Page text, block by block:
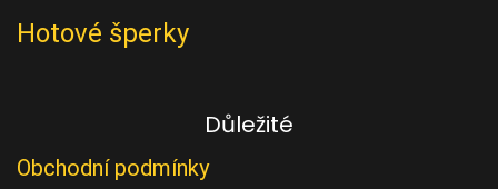
Hotové šperky
Důležité
Obchodní podmínky